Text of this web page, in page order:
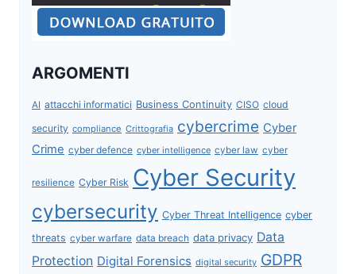
ARGOMENTI
AI attacchi informatici Business Continuity CISO cloud
security compliance Crittografia cybercrime Cyber
Crime cyber defence cyber intelligence cyber law cyber
resilience Cyber Risk Cyber Security
cybersecurity Cyber Threat Intelligence cyber
threats cyber warfare data breach data privacy Data
Protection Digital Forensics digital security GDPR